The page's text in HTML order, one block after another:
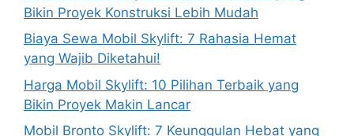
Bikin Proyek Konstruksi Lebih Mudah
Biaya Sewa Mobil Skylift: 7 Rahasia Hemat
yang Wajib Diketahui!
Harga Mobil Skylift: 10 Pilihan Terbaik yang
Bikin Proyek Makin Lancar
Mobil Bronto Skylift: 7 Keunggulan Hebat yang